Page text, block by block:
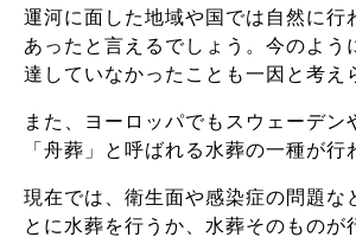
運河に面した地域や国では自然に行
あったと言えるでしょう。今のよう
達していなかったことも一因と考え
また、ヨーロッパでもスウェーデン
「舟葬」と呼ばれる水葬の一種が行
現在では、衛生面や感染症の問題な
とに水葬を行うか、水葬そのものが